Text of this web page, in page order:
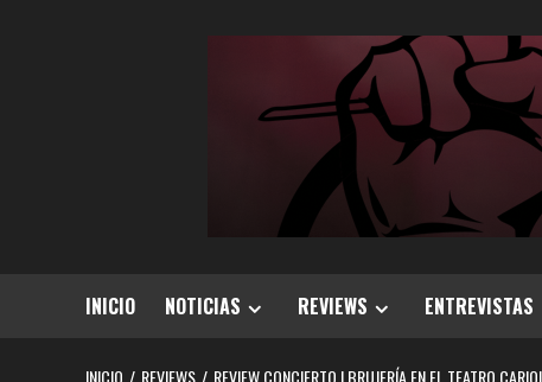
INICIO NOTICIAS REVIEWS ENTREVISTAS
INICIO REVIEWS REVIEW CONCIERTO | BRUJERÍA EN EL TEATRO